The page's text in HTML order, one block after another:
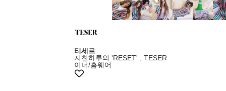
티세르
지친하루의 'RESET' , TESER
이너/홈웨어